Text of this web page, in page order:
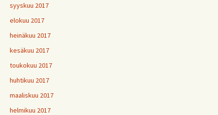
syyskuu 2017
elokuu 2017
heinäkuu 2017
kesäkuu 2017
toukokuu 2017
huhtikuu 2017
maaliskuu 2017
helmikuu 2017